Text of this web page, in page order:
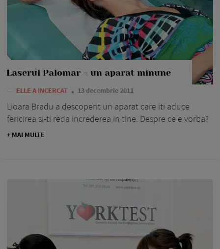
Laserul Palomar – un aparat minune
— ELLE A INCERCAT 13 decembrie 2011
Lioara Bradu a descoperit un aparat care iti aduce
fericirea si-ti reda increderea in tine. Despre ce e vorba?
+ MAI MULTE